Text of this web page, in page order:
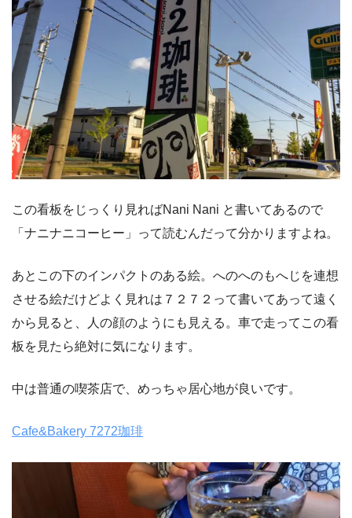
この看板をじっくり見ればNani Nani と書いてあるので
「ナニナニコーヒー」って読むんだって分かりますよね。
あとこの下のインパクトのある絵。へのへのもへじを連想
させる絵だけどよく見れは７２７２って書いてあって遠く
から見ると、人の顔のようにも見える。車で走ってこの看
板を見たら絶対に気になります。
中は普通の喫茶店で、めっちゃ居心地が良いです。
Cafe&Bakery 7272珈琲